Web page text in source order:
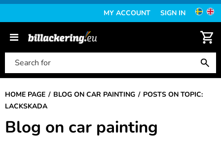
MY ACCOUNT SIGN IN
HOME PAGE BLOG ON CAR PAINTING
POSTS ON TOPIC:
LACKSKADA
Blog on car painting